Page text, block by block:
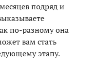
подряд и
по-разному она
вам стать
этапу.